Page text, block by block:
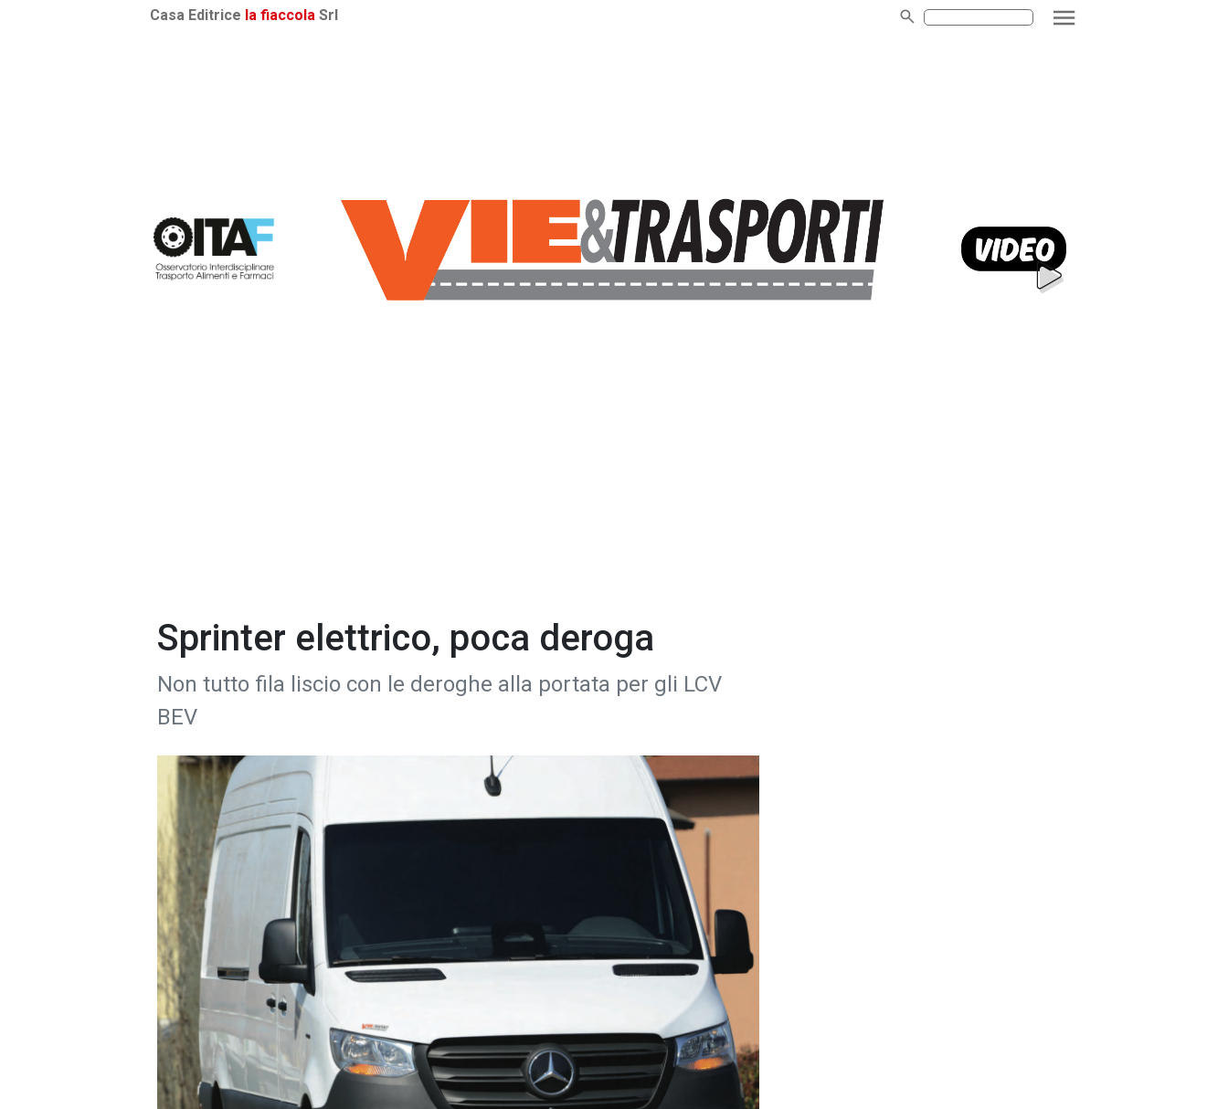
Casa Editrice la fiaccola Srl
Sprinter elettrico, poca deroga
Non tutto fila liscio con le deroghe alla portata per gli LCV
BEV